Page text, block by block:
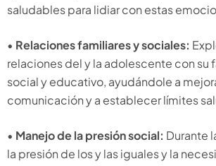
saludables para lidiar con estas
• Relaciones familiares y sociales:
relaciones del y la adolescente con su
social y educativo, ayudándole a
comunicación y a establecer límites
• Manejo de la presión social: Durante
la presión de los y las iguales y la